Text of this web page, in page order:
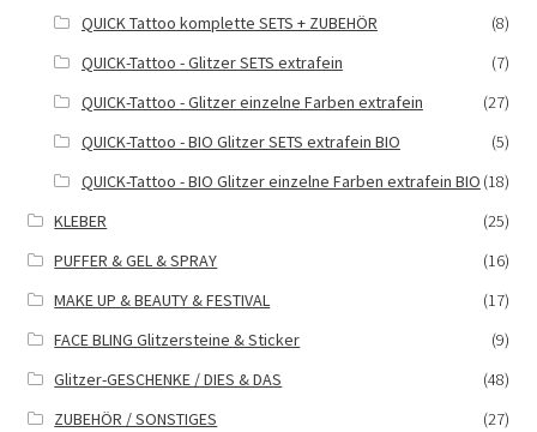
QUICK Tattoo komplette SETS + ZUBEHÖR
(8)
QUICK-Tattoo - Glitzer SETS extrafein
(7)
QUICK-Tattoo - Glitzer einzelne Farben extrafein
(27)
QUICK-Tattoo - BIO Glitzer SETS extrafein BIO
(5)
QUICK-Tattoo - BIO Glitzer einzelne Farben extrafein BIO (18)
KLEBER
(25)
PUFFER & GEL & SPRAY
(16)
MAKE UP & BEAUTY & FESTIVAL
(17)
FACE BLING Glitzersteine & Sticker
(9)
Glitzer-GESCHENKE / DIES & DAS
(48)
ZUBEHÖR / SONSTIGES
(27)